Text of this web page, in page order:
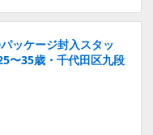
ッケージ封入スタッ
〜35歳・千代田区九段